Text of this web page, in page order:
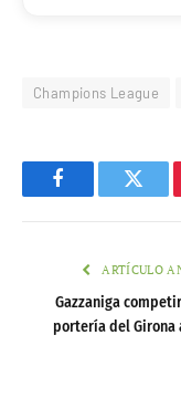
Champions League
Facebook
ARTÍCULO
Gazzaniga
portería del Girona